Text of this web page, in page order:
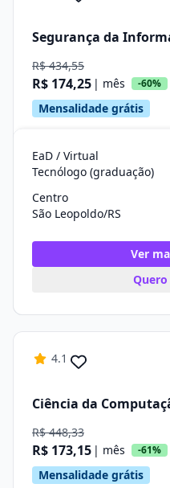
Segurança da
R$ 434,55
R$ 174,25 | mês -60%
Mensalidade grátis
EaD / Virtual
Tecnólogo (graduação)
Centro
São Leopoldo/RS
Ver
4.1
Ciência da
R$ 448,33
R$ 173,15 | mês -61%
Mensalidade grátis